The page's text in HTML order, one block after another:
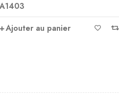
A1402
Ajouter au panier